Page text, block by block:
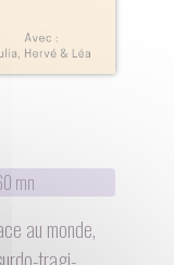
mn
au monde,